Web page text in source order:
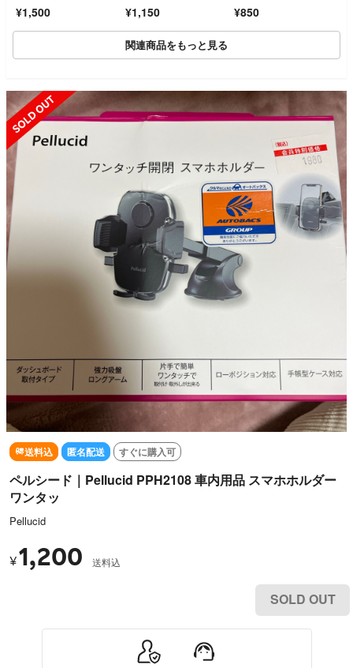
¥1,500 ¥1,150 ¥850
関連商品をもっと見る
SOLD OUT
送料込 匿名配送 すぐに購入可
ペルシード｜Pellucid PPH2108 車内用品 スマホホルダー
ワンタッ
Pellucid
¥1,200 送料込
SOLD OUT